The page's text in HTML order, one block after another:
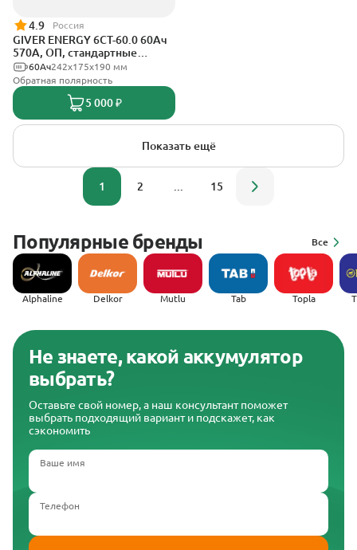
4.9 Россия
GIVER ENERGY 6СТ-60.0 60Ач
570А, ОП, стандартные
клеммы242х175х190 мм
60Ач
Обратная полярность
5 000 ₽
Показать ещё
1 2 15
Популярные бренды Все
Alphaline Delkor Mutlu Tab Topla
Не знаете, какой аккумулятор
выбрать?
Оставьте свой номер, а наш консультант поможет
выбрать подходящий вариант и подскажет, как
сэкономить
Ваше имя
Телефон